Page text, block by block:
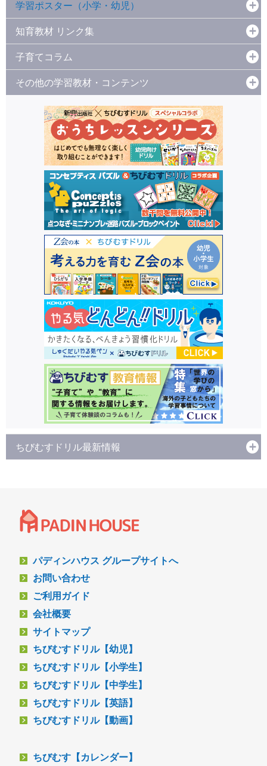
学習ポスター（小学・幼児）
知育教材 リンク集
子育てコラム
その他の学習教材・コンテンツ
ちびむすドリル最新情報
パディンハウス グループサイトへ
お問い合わせ
ご利用ガイド
会社概要
サイトマップ
ちびむすドリル【幼児】
ちびむすドリル【小学生】
ちびむすドリル【中学生】
ちびむすドリル【英語】
ちびむすドリル【動画】
ちびむす【カレンダー】